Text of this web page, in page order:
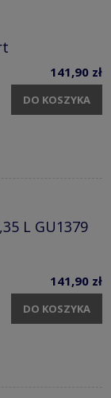
141,90 zł
DO KOSZYKA
L GU1379
141,90 zł
DO KOSZYKA